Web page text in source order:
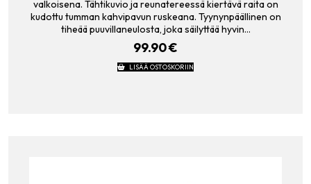
valkoisena. Tähtikuvio ja reunatereessä kiertävä raita on
kudottu tumman kahvipavun ruskeana. Tyynynpäällinen on
tiheää puuvillaneulosta, joka säilyttää hyvin…
99.90€
LISÄÄ OSTOSKORIIN